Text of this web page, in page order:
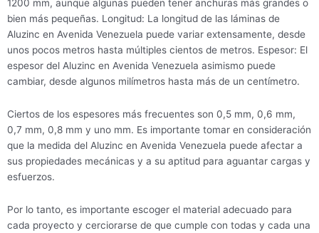
1200 mm, aunque algunas pueden tener anchuras más grandes o
bien más pequeñas. Longitud: La longitud de las láminas de
Aluzinc en Avenida Venezuela puede variar extensamente, desde
unos pocos metros hasta múltiples cientos de metros. Espesor: El
espesor del Aluzinc en Avenida Venezuela asimismo puede
cambiar, desde algunos milímetros hasta más de un centímetro.
Ciertos de los espesores más frecuentes son 0,5 mm, 0,6 mm,
0,7 mm, 0,8 mm y uno mm. Es importante tomar en consideración
que la medida del Aluzinc en Avenida Venezuela puede afectar a
sus propiedades mecánicas y a su aptitud para aguantar cargas y
esfuerzos.
Por lo tanto, es importante escoger el material adecuado para
cada proyecto y cerciorarse de que cumple con todas y cada una